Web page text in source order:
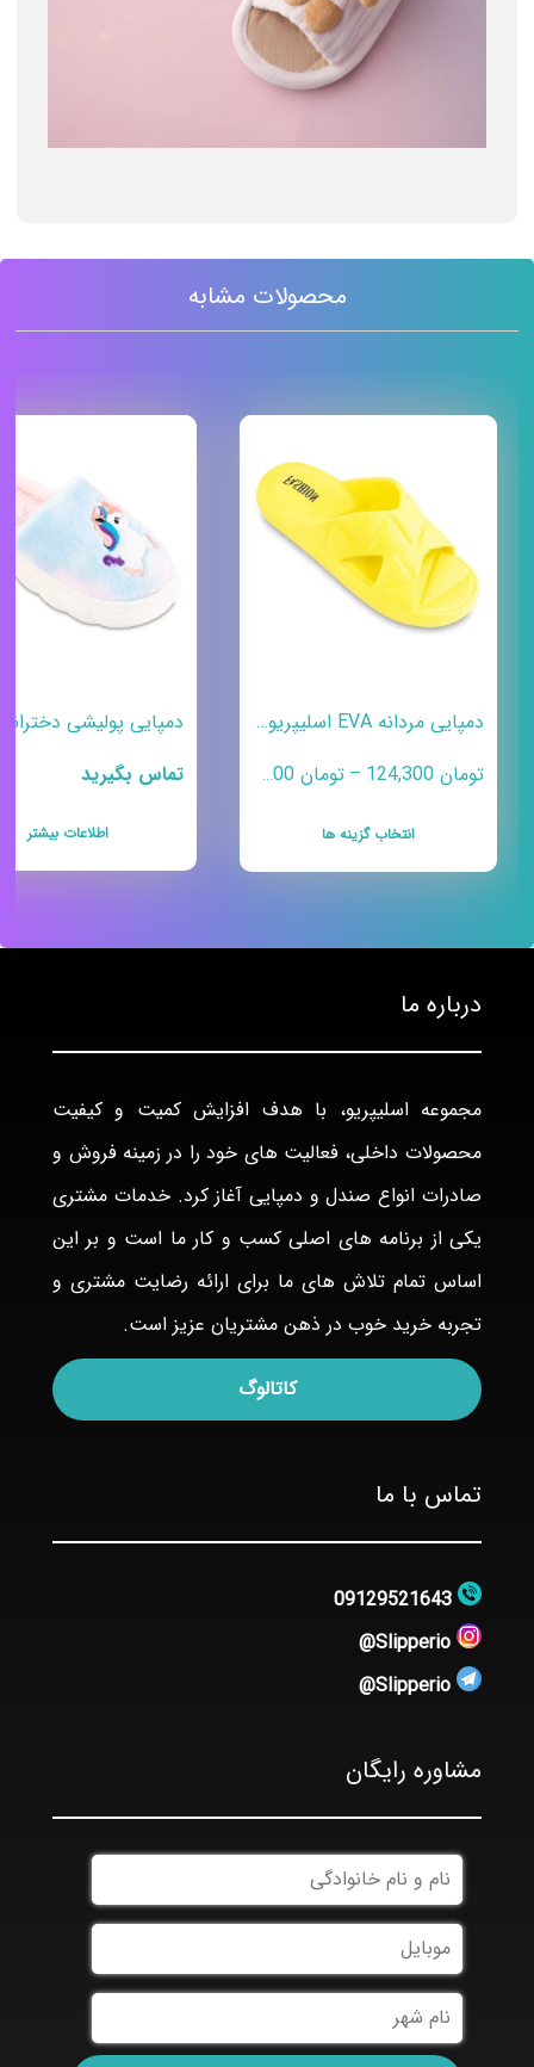
محصولات مشابه
دمپایی مردانه EVA اسلیپریو مدل سبلان – سبک، راحت و بادوام
تومان 124,300
– تومان 135,300 Price range: تومان 124,300 through تومان 135,300
انتخاب گزینه ها
تماس بگیرید
اطلاعات بیشتر
درباره ما
مجموعه اسلیپریو، با هدف افزایش کمیت و کیفیت
محصولات داخلی، فعالیت های خود را در زمینه فروش و
صادرات انواع صندل و دمپایی آغاز کرد. خدمات مشتری
یکی از برنامه های اصلی کسب و کار ما است و بر این
اساس تمام تلاش های ما برای ارائه رضایت مشتری و
تجربه خرید خوب در ذهن مشتریان عزیز است.
کاتالوگ
تماس با ما
09129521643
Slipperio@
Slipperio@
مشاوره رایگان
نام
و
نام
خانوادگی
موبایل
نام
شهر